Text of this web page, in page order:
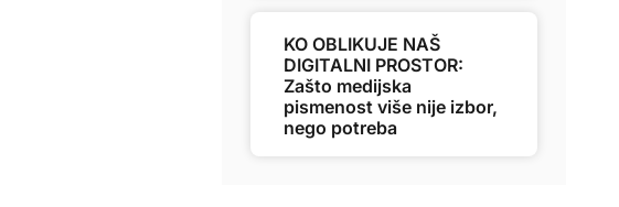
KO OBLIKUJE NAŠ
DIGITALNI PROSTOR:
Zašto medijska
pismenost više nije izbor,
nego potreba